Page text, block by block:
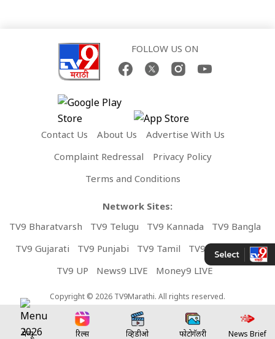
FOLLOW US ON
Contact Us About Us
Advertise With Us
Complaint Redressal
Privacy Policy
Terms and Conditions
Network Sites:
TV9 Bharatvarsh
TV9 Telugu TV9 Kannada
TV9 Bangla
TV9 Gujarati
TV9 Punjabi TV9 Tamil
TV9 Malayalam
TV9 UP
News9 LIVE Money9 LIVE
Copyright © 2026 TV9Marathi. All rights reserved.
मेन्यू रिल्स व्हिडीओ फोटोगॅलरी News Brief